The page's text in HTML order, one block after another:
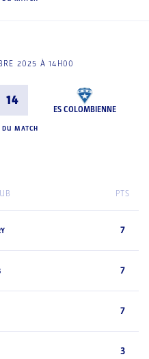
2025 À 14H00
14
ES COLOMBIENNE
MATCH
PTS
7
7
7
3